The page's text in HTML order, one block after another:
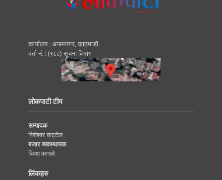
कार्यालय : अनामनगर, काठमाडाैं
दर्ता नं. : (९८८) सूचना विभाग
लोकपाटी टीम
सम्पादक
विशेश्वर कट्टेल
बजार व्यवस्थापक
विवश काफ्ले
लिंकहरु